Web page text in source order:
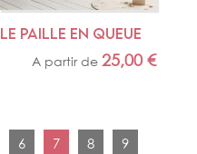
LE PAILLE EN QUEUE
A partir de25,00€
6 7 8 9